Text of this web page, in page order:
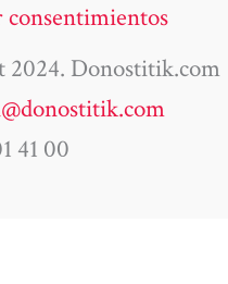
consentimientos
2024. Donostitik.com
41 00